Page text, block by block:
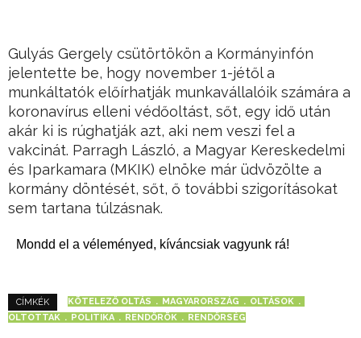
Gulyás Gergely csütörtökön a Kormányinfón
jelentette be, hogy november 1-jétől a
munkáltatók előírhatják munkavállalóik számára a
koronavírus elleni védőoltást, sőt, egy idő után
akár ki is rúghatják azt, aki nem veszi fel a
vakcinát. Parragh László, a Magyar Kereskedelmi
és Iparkamara (MKIK) elnöke már üdvözölte a
kormány döntését, sőt, ő további szigorításokat
sem tartana túlzásnak.
Mondd el a véleményed, kíváncsiak vagyunk rá!
CÍMKÉK KÖTELEZŐ OLTÁS MAGYARORSZÁG
OLTÁSOK
OLTOTTAK
POLITIKA RENDŐRÖK RENDŐRSÉG